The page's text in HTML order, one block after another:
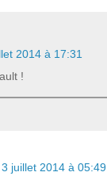
2014 à 17:31
!
3 juillet 2014 à 05:49